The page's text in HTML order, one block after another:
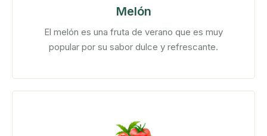
Melón
El melón es una fruta de verano que es muy
popular por su sabor dulce y refrescante.